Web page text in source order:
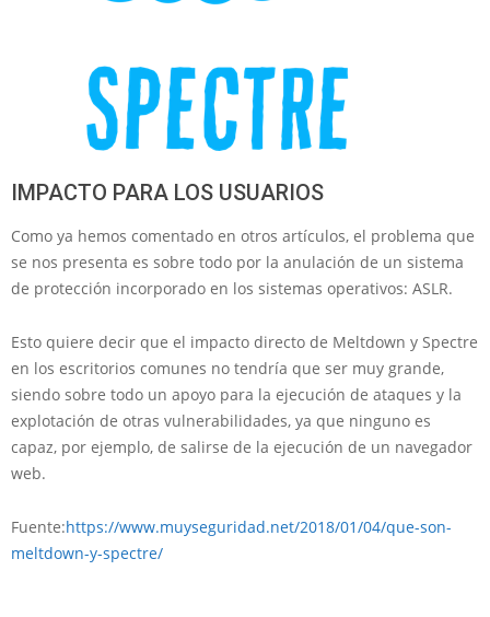
IMPACTO PARA LOS USUARIOS
Como ya hemos comentado en otros artículos, el problema que
se nos presenta es sobre todo por la anulación de un sistema
de protección incorporado en los sistemas operativos: ASLR.
Esto quiere decir que el impacto directo de Meltdown y Spectre
en los escritorios comunes no tendría que ser muy grande,
siendo sobre todo un apoyo para la ejecución de ataques y la
explotación de otras vulnerabilidades, ya que ninguno es
capaz, por ejemplo, de salirse de la ejecución de un navegador
web.
Fuente:https://www.muyseguridad.net/2018/01/04/que-son-
meltdown-y-spectre/